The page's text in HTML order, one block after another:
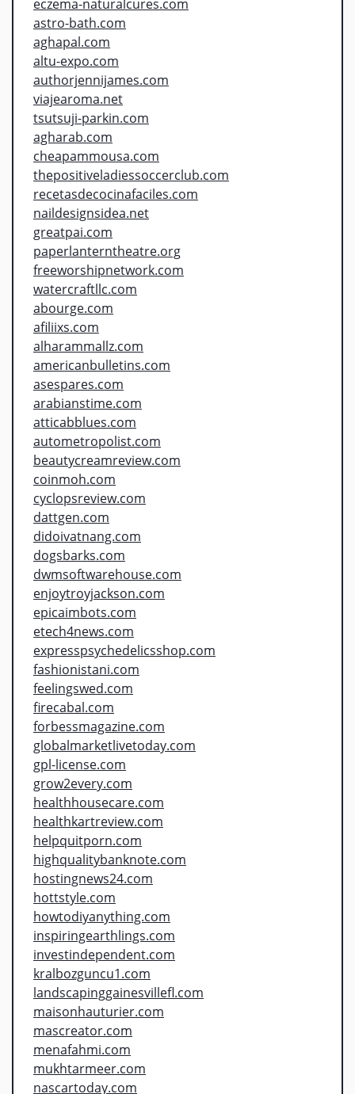
eczema-naturalcures.com
astro-bath.com
aghapal.com
altu-expo.com
authorjennijames.com
viajearoma.net
tsutsuji-parkin.com
agharab.com
cheapammousa.com
thepositiveladiessoccerclub.com
recetasdecocinafaciles.com
naildesignsidea.net
greatpai.com
paperlanterntheatre.org
freeworshipnetwork.com
watercraftllc.com
abourge.com
afiliixs.com
alharammallz.com
americanbulletins.com
asespares.com
arabianstime.com
atticabblues.com
autometropolist.com
beautycreamreview.com
coinmoh.com
cyclopsreview.com
dattgen.com
didoivatnang.com
dogsbarks.com
dwmsoftwarehouse.com
enjoytroyjackson.com
epicaimbots.com
etech4news.com
expresspsychedelicsshop.com
fashionistani.com
feelingswed.com
firecabal.com
forbessmagazine.com
globalmarketlivetoday.com
gpl-license.com
grow2every.com
healthhousecare.com
healthkartreview.com
helpquitporn.com
highqualitybanknote.com
hostingnews24.com
hottstyle.com
howtodiyanything.com
inspiringearthlings.com
investindependent.com
kralbozguncu1.com
landscapinggainesvillefl.com
maisonhauturier.com
mascreator.com
menafahmi.com
mukhtarmeer.com
nascartoday.com